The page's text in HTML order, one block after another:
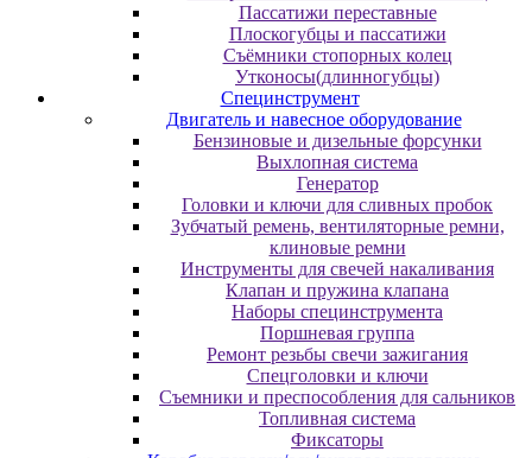
Пассатижи переставные
Плоскогубцы и пассатижи
Съёмники стопорных колец
Утконосы(длинногубцы)
Специнструмент
Двигатель и навесное оборудование
Бензиновые и дизельные форсунки
Выхлопная система
Генератор
Головки и ключи для сливных пробок
Зубчатый ремень, вентиляторные ремни,
клиновые ремни
Инструменты для свечей накаливания
Клапан и пружина клапана
Наборы специнструмента
Поршневая группа
Ремонт резьбы свечи зажигания
Спецголовки и ключи
Съемники и преспособления для сальников
Топливная система
Фиксаторы